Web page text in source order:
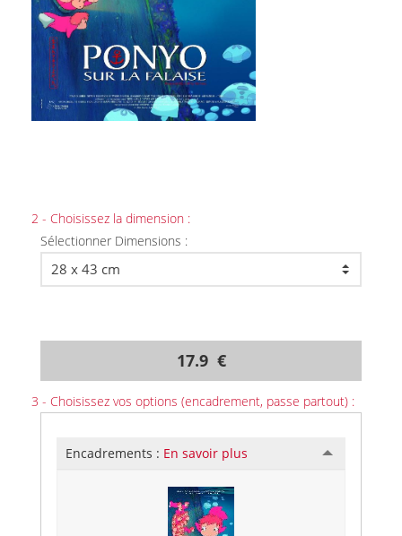
2 - Choisissez la dimension :
Sélectionner Dimensions :
17.9 €
3 - Choisissez vos options (encadrement, passe partout) :
Encadrements : En savoir plus